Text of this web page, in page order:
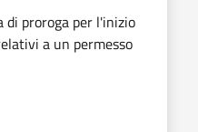
di proroga per l'inizio
a un permesso